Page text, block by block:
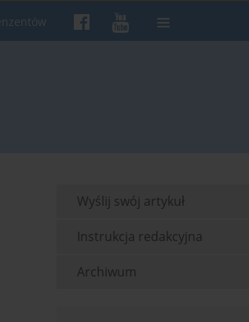
Wyślij swój artykuł
Instrukcja redakcyjna
Archiwum